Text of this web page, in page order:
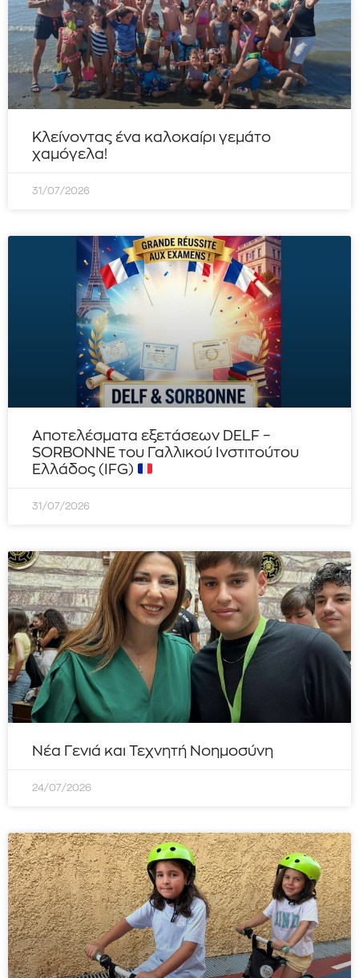
Κλείνοντας ένα καλοκαίρι γεμάτο
χαμόγελα!
31/07/2026
Αποτελέσματα εξετάσεων DELF –
SORBONNE του Γαλλικού Ινστιτούτου
Ελλάδος (IFG)
31/07/2026
Νέα Γενιά και Τεχνητή Νοημοσύνη
24/07/2026